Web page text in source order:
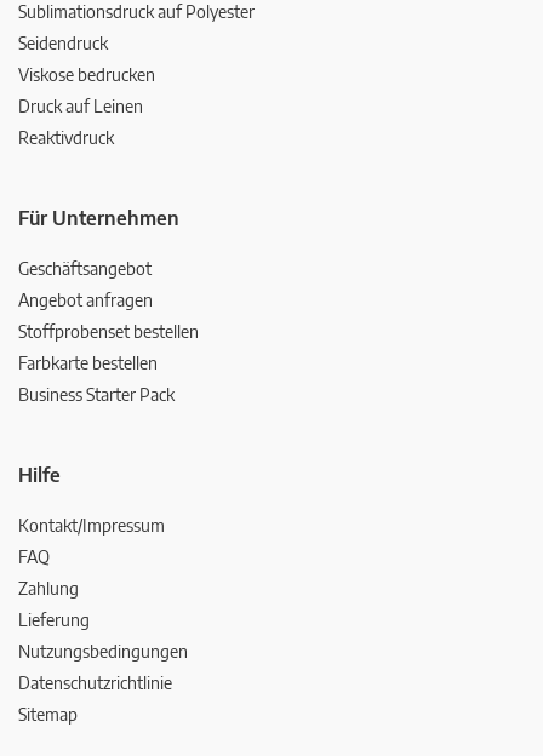
Sublimationsdruck auf Polyester
Seidendruck
Viskose bedrucken
Druck auf Leinen
Reaktivdruck
Für Unternehmen
Geschäftsangebot
Angebot anfragen
Stoffprobenset bestellen
Farbkarte bestellen
Business Starter Pack
Hilfe
Kontakt/Impressum
FAQ
Zahlung
Lieferung
Nutzungsbedingungen
Datenschutzrichtlinie
Sitemap